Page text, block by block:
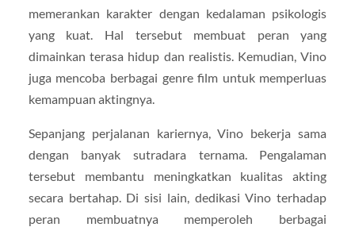
memerankan karakter dengan kedalaman psikologis
yang kuat. Hal tersebut membuat peran yang
dimainkan terasa hidup dan realistis. Kemudian, Vino
juga mencoba berbagai genre film untuk memperluas
kemampuan aktingnya.
Sepanjang perjalanan kariernya, Vino bekerja sama
dengan banyak sutradara ternama. Pengalaman
tersebut membantu meningkatkan kualitas akting
secara bertahap. Di sisi lain, dedikasi Vino terhadap
peran membuatnya memperoleh berbagai